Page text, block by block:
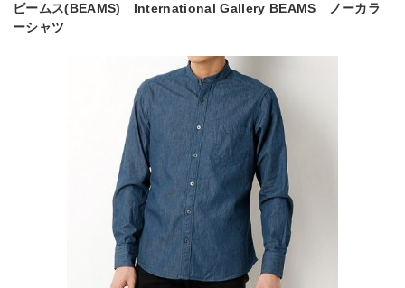
ビームス(BEAMS) International Gallery BEAMS ノーカラ
ーシャツ